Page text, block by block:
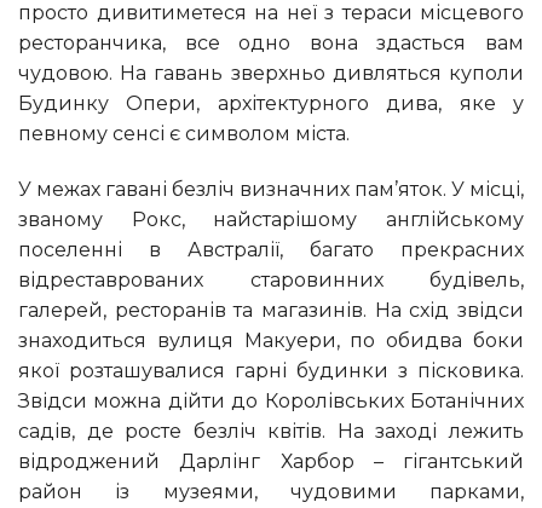
просто дивитиметеся на неї з тераси місцевого
ресторанчика, все одно вона здасться вам
чудовою. На гавань зверхньо дивляться куполи
Будинку Опери, архітектурного дива, яке у
певному сенсі є символом міста.
У межах гавані безліч визначних пам’яток. У місці,
званому Рокс, найстарішому англійському
поселенні в Австралії, багато прекрасних
відреставрованих старовинних будівель,
галерей, ресторанів та магазинів. На схід звідси
знаходиться вулиця Макуери, по обидва боки
якої розташувалися гарні будинки з пісковика.
Звідси можна дійти до Королівських Ботанічних
садів, де росте безліч квітів. На заході лежить
відроджений Дарлінг Харбор – гігантський
район із музеями, чудовими парками,